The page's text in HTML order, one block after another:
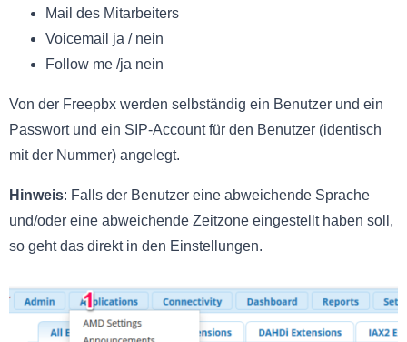
Mail des Mitarbeiters
Voicemail ja / nein
Follow me /ja nein
Von der Freepbx werden selbständig ein Benutzer und ein
Passwort und ein SIP-Account für den Benutzer (identisch
mit der Nummer) angelegt.
Hinweis: Falls der Benutzer eine abweichende Sprache
und/oder eine abweichende Zeitzone eingestellt haben soll,
so geht das direkt in den Einstellungen.